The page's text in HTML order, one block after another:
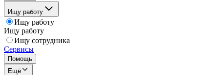
Ищу работу
Ищу работу
Ищу работу
Ищу сотрудника
Сервисы
Помощь
Ещё